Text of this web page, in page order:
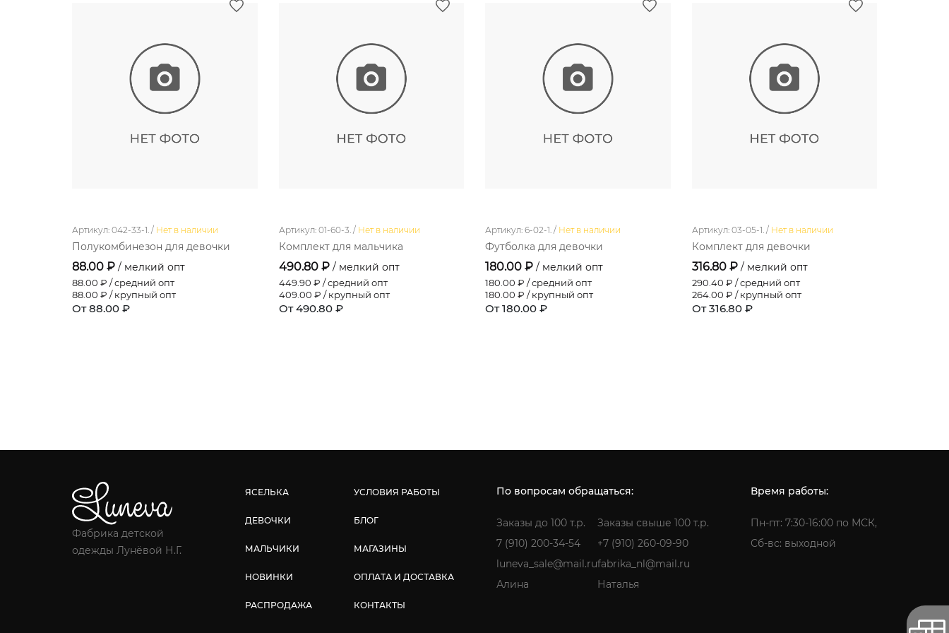
Артикул: 042-33-1. / Нет в наличии
Полукомбинезон для девочки
88.00 ₽ / мелкий опт
88.00 ₽ / средний опт
88.00 ₽ / крупный опт
От 88.00 ₽
Артикул: 01-60-3. / Нет в наличии
Комплект для мальчика
490.80 ₽ / мелкий опт
449.90 ₽ / средний опт
409.00 ₽ / крупный опт
От 490.80 ₽
Артикул: 6-02-1. / Нет в наличии
Футболка для девочки
180.00 ₽ / мелкий опт
180.00 ₽ / средний опт
180.00 ₽ / крупный опт
От 180.00 ₽
Артикул: 03-05-1. / Нет в наличии
Комплект для девочки
316.80 ₽ / мелкий опт
290.40 ₽ / средний опт
264.00 ₽ / крупный опт
От 316.80 ₽
Фабрика детской
одежды Лунёвой Н.Г.
ЯСЕЛЬКА
ДЕВОЧКИ
МАЛЬЧИКИ
НОВИНКИ
РАСПРОДАЖА
УСЛОВИЯ РАБОТЫ
БЛОГ
МАГАЗИНЫ
ОПЛАТА И ДОСТАВКА
КОНТАКТЫ
По вопросам обращаться:
Заказы до 100 т.р.
7 (910) 200-34-54
luneva_sale@mail.ru
Алина
Заказы свыше 100 т.р.
+7 (910) 260-09-90
fabrika_nl@mail.ru
Наталья
Время работы:
Пн-пт: 7:30-16:00 по МСК,
Сб-вс: выходной